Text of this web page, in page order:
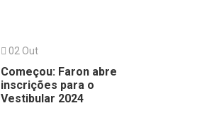
02 Out
Começou: Faron abre
inscrições para o
Vestibular 2024